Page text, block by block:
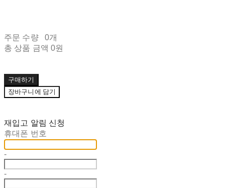
주문 수량
0개
총 상품 금액 0원
구매하기
장바구니에 담기
재입고 알림 신청
휴대폰 번호
-
-